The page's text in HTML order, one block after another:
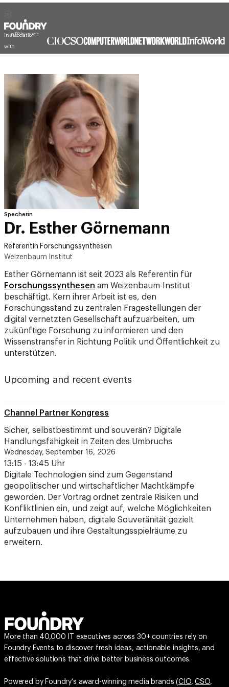
In association
with
Specherin
Dr. Esther Görnemann
Referentin Forschungssynthesen
Weizenbaum Institut
Esther Görnemann ist seit 2023 als Referentin für
Forschungssynthesen am Weizenbaum-Institut
beschäftigt. Kern ihrer Arbeit ist es, den
Forschungsstand zu zentralen Fragestellungen der
digital vernetzten Gesellschaft aufzuarbeiten, um
zukünftige Forschung zu informieren und den
Wissenstransfer in Richtung Politik und Öffentlichkeit zu
unterstützen.
Upcoming and recent events
Channel Partner Kongress
Sicher, selbstbestimmt und souverän? Digitale
Handlungsfähigkeit in Zeiten des Umbruchs
Wednesday, September 16, 2026
13:15 - 13:45 Uhr
Digitale Technologien sind zum Gegenstand
geopolitischer und wirtschaftlicher Machtkämpfe
geworden. Der Vortrag ordnet zentrale Risiken und
Konfliktlinien ein, und zeigt auf, welche Möglichkeiten
Unternehmen haben, digitale Souveränität gezielt
aufzubauen und ihre Gestaltungsspielräume zu
erweitern.
More than 40,000 IT executives across 30+ countries rely on
Foundry Events to discover fresh ideas, actionable insights, and
effective solutions that drive better business outcomes.
Powered by Foundry’s award-winning media brands (CIO,CSO,